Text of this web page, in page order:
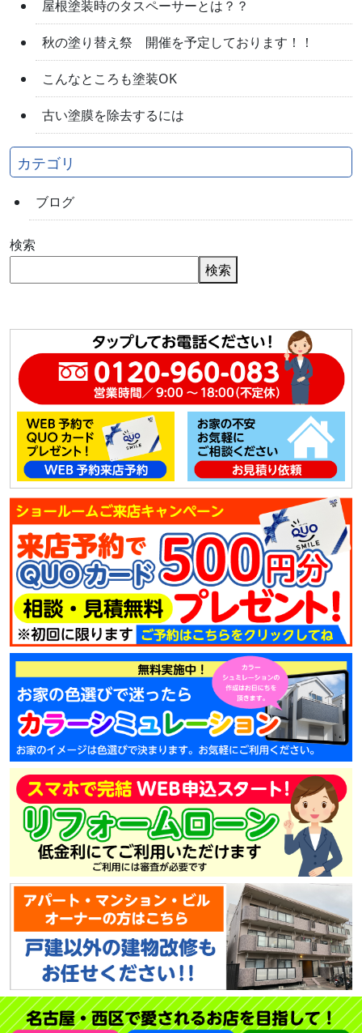
屋根塗装時のタスペーサーとは？？
秋の塗り替え祭 開催を予定しております！！
こんなところも塗装OK
古い塗膜を除去するには
カテゴリ
ブログ
検索
検索